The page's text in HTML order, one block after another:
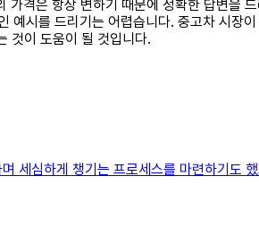
가격은 항상 변하기 때문에 정확한 답변을
시를 드리기는 어렵습니다. 중고차 시장
것이 도움이 될 것입니다.
세심하게 챙기는 프로세스를 마련하기